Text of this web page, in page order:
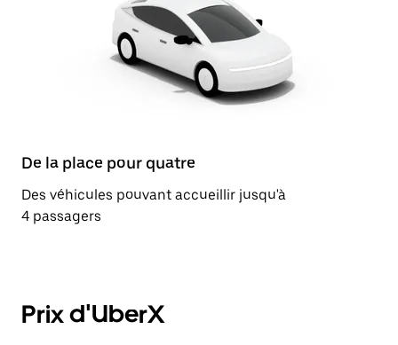
De la place pour quatre
Des véhicules pouvant accueillir jusqu'à
4 passagers
Prix d'UberX